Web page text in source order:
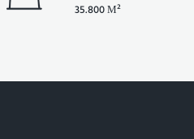
35.800 М²